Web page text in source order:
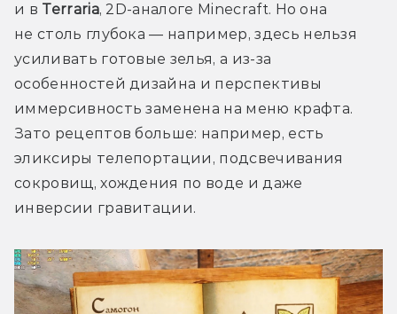
и в Terraria, 2D-аналоге Minecraft. Но она
не столь глубока — например, здесь нельзя
усиливать готовые зелья, а из-за
особенностей дизайна и перспективы
иммерсивность заменена на меню крафта.
Зато рецептов больше: например, есть
эликсиры телепортации, подсвечивания
сокровищ, хождения по воде и даже
инверсии гравитации.